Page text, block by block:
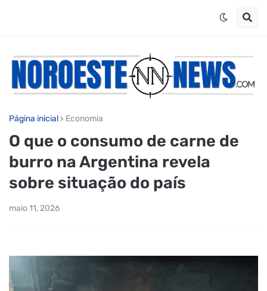
Página inicial Economia
O que o consumo de carne de
burro na Argentina revela
sobre situação do país
maio 11, 2026